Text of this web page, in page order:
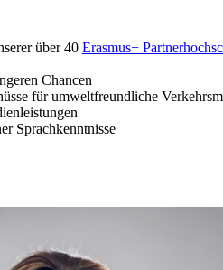
über 40 Erasmus+
Chancen
für umweltfreundliche
Sprachkenntnisse
Alle
THU werden